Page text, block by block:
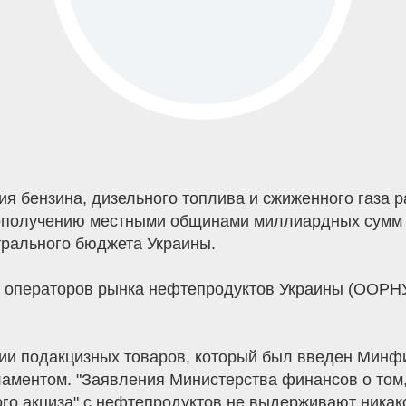
дизельного топлива и сжиженного газа
местными общинами миллиардных сумм
бюджета Украины.
рынка нефтепродуктов Украины
подакцизных товаров, который был введен
"Заявления Министерства финансов о